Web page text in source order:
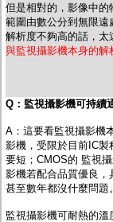
但是相對的，影像中
範圍由數公分到無限
解析度不夠高的話，太
與監視攝影機本身的解
Q： 監視攝影機可持續
A：這要看監視攝影機
影機，受限於目前IC製
要短；CMOS的 監視
影機若配合品質優良
甚至數年都沒什麼問題。
監視攝影機可耐熱的溫